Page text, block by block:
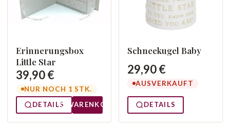
Erinnerungsbox
Little Star
39,90 €
NUR NOCH 1 STK.
DETAILS
WARENKORB
Schneekugel Baby
29,90 €
AUSVERKAUFT
DETAILS